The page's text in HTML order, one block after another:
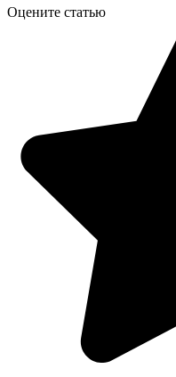
Оцените статью